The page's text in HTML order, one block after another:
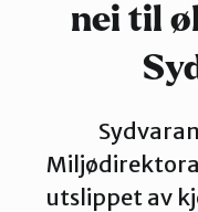
Stilla og
nei til
utslippet av